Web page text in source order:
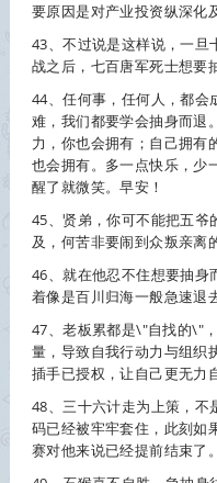
要原因是对产业投资纵深化
43、不过说是这样说，一旦
战之后，七百唐军死士想要
44、任何事，任何人，都会
难，我们都要学会抽身而退
力，你也会拥有；自己拥有
也会拥有。多一点快乐，少
醒了就微笑。早安！
45、贤弟，你可不能把五爷
及，何苦非要闹到众叛亲离
46、就在他忍不住想要抽身
着像是百川归海一般急速退
47、老板累都是\"自找的\"
量，导致自我行动力与组织
插手已授权，让自己更无力
48、三十六计走为上策，不
码已经被牢牢套住，此刻如
赛对他来说已经提前结束了。